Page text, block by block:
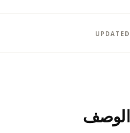
UPDATED
الوصف